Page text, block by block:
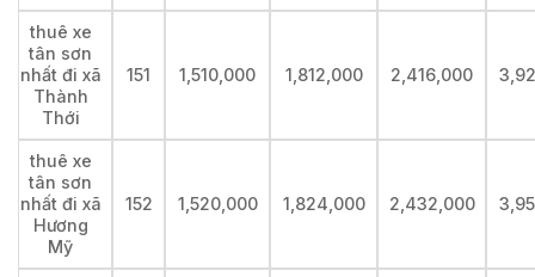
thuê xe
tân sơn
nhất đi xã
Thành
Thới
151 1,510,000 1,812,000 2,416,000
thuê xe
tân sơn
nhất đi xã
Hương
Mỹ
152 1,520,000 1,824,000 2,432,000